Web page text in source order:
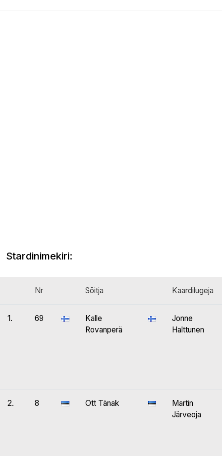
Stardinimekiri:
Nr Sõitja Kaardilugeja
1. 69
Kalle
Rovanperä
Jonne
Halttunen
2. 8 Ott Tänak
Martin
Järveoja